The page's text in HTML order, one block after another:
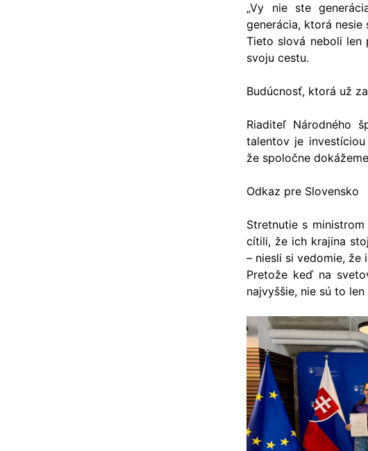
„Vy nie ste
generácia, ktorá nesie
Tieto slová neboli len
svoju cestu.
Budúcnosť, ktorá už
Riaditeľ Národného
talentov je
že spoločne
Odkaz pre Slovensko
Stretnutie s
cítili, že ich krajina
– niesli si vedomie, že
Pretože keď na
najvyššie, nie sú to